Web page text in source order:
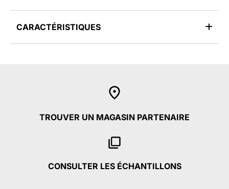
CARACTÉRISTIQUES
TROUVER UN MAGASIN PARTENAIRE
CONSULTER LES ÉCHANTILLONS